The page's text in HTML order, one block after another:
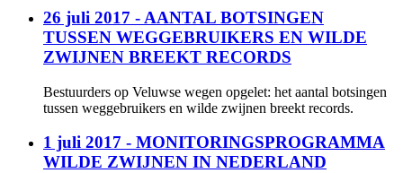
26 juli 2017 - AANTAL BOTSINGEN
TUSSEN WEGGEBRUIKERS EN WILDE
ZWIJNEN BREEKT RECORDS
Bestuurders op Veluwse wegen opgelet: het aantal botsingen
tussen weggebruikers en wilde zwijnen breekt records.
1 juli 2017 - MONITORINGSPROGRAMMA
WILDE ZWIJNEN IN NEDERLAND